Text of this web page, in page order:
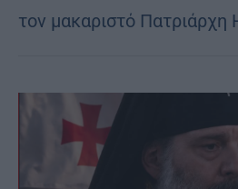
τον μακαριστό Πατριάρχη